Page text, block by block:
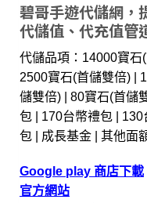
碧哥手遊代儲網，
代儲值、代充值管
代儲品項：14000寶石
2500寶石(首儲雙倍) |
儲雙倍) | 80寶石(首儲
包 | 170台幣禮包 |
包 | 成長基金 | 其他面
Google play 商店下載
官方網站